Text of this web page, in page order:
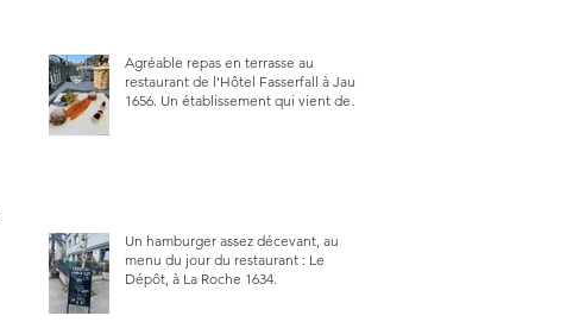
Agréable repas en terrasse au
restaurant de l'Hôtel Fasserfall à Jaun
1656. Un établissement qui vient de
Un hamburger assez décevant, au
menu du jour du restaurant : Le
Dépôt, à La Roche 1634.